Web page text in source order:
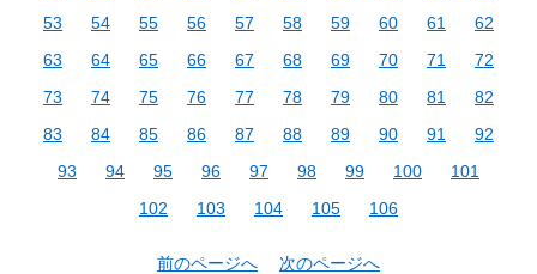
53
54 55 56 57 58 59 60 61
62
63
64 65 66 67 68 69 70 71
72
73
74 75 76 77 78 79 80 81
82
83
84 85 86 87 88 89 90 91
92
93
94 95 96 97 98 99 100
101
102
103 104 105 106
前のページへ 次のページへ